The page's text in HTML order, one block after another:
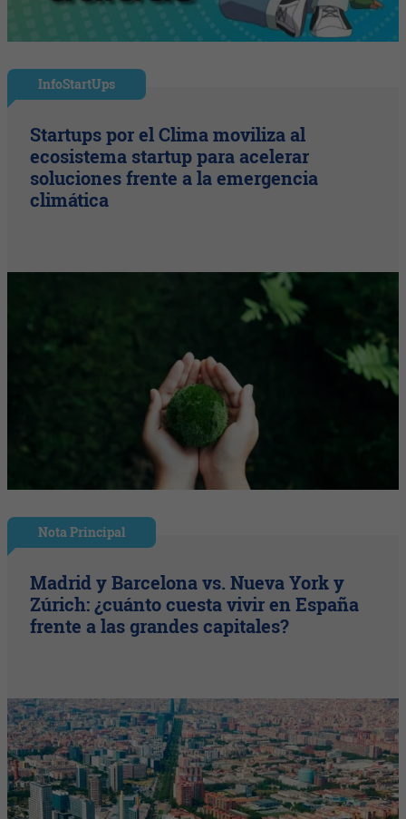
InfoStartUps
Startups por el Clima moviliza al
ecosistema startup para acelerar
soluciones frente a la emergencia
climática
Nota Principal
Madrid y Barcelona vs. Nueva York y
Zúrich: ¿cuánto cuesta vivir en España
frente a las grandes capitales?